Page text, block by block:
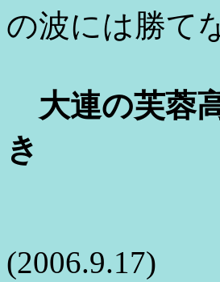
の波には勝て
大連の芙蓉
き
(2006.9.17)